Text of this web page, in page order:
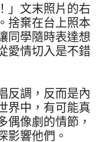
」文末照片的右
捨棄在台上照本
同學隨時表達想
愛情切入是不錯
反調，反而是內
界中，有可能真
偶像劇的情節，
影響他們。